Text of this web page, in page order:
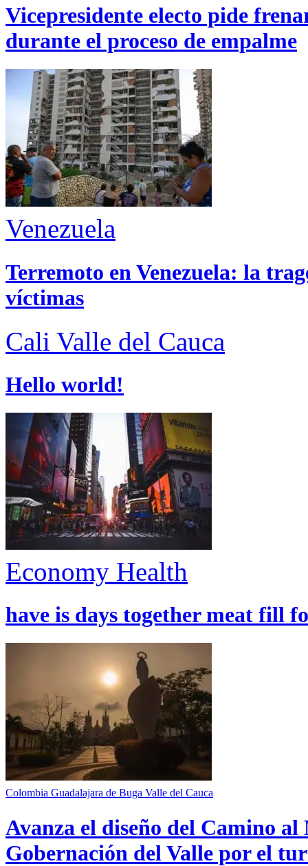
Vicepresidente electo pide
durante el proceso de empalme
Venezuela
Terremoto en Venezuela: la
víctimas
Cali Valle del Cauca
Hello world!
Economy Health
have is days together meat fill
Colombia Guadalajara de Buga Valle del Cauca
Avanza el diseño del Camino
Gobernación del Valle por el